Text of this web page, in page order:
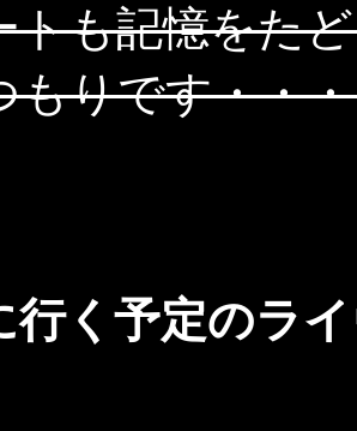
トも記憶をた
もりです・・
行く予定のラ